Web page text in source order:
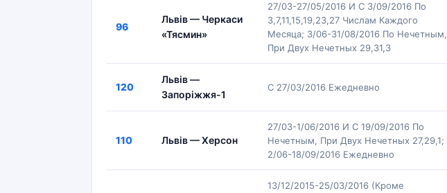
96
Львів — Черкаси
«Тясмин»
27/03-27/05/2016 И С 3/09/2016 По
3,7,11,15,19,23,27 Числам Каждого
Месяца; 3/06-31/08/2016 По Нечетным,
При Двух Нечетных 29,31,3
120
Львів —
Запоріжжя-1
С 27/03/2016 Ежедневно
110 Львів — Херсон
27/03-1/06/2016 И С 19/09/2016 По
Нечетным, При Двух Нечетных 27,29,1;
2/06-18/09/2016 Ежедневно
13/12/2015-25/03/2016 (Кроме